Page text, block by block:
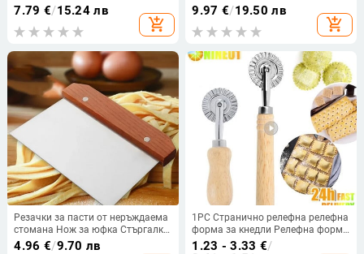
пай, пица, щамповане на
сладкиши, тестено ролка,
решетъчна ролкова резачка,
7.79 €/15.24 лв
add_shopping_cart
кръгъл хляб, куцо тесто,
инструмент за нарязване, за
Направи си сам чанта за
9.97 €/19.50 лв
add_shopping_cart
Резачки за пасти от неръждаема
стомана Нож за юфка Стъргалка
за торта с мащаб Печене на
4.96 €/9.70 лв
1PC Странично релефна релефна
форма за кнедли Релефна форма
за бисквити Машина за ръчно
1.23 - 3.33 €/